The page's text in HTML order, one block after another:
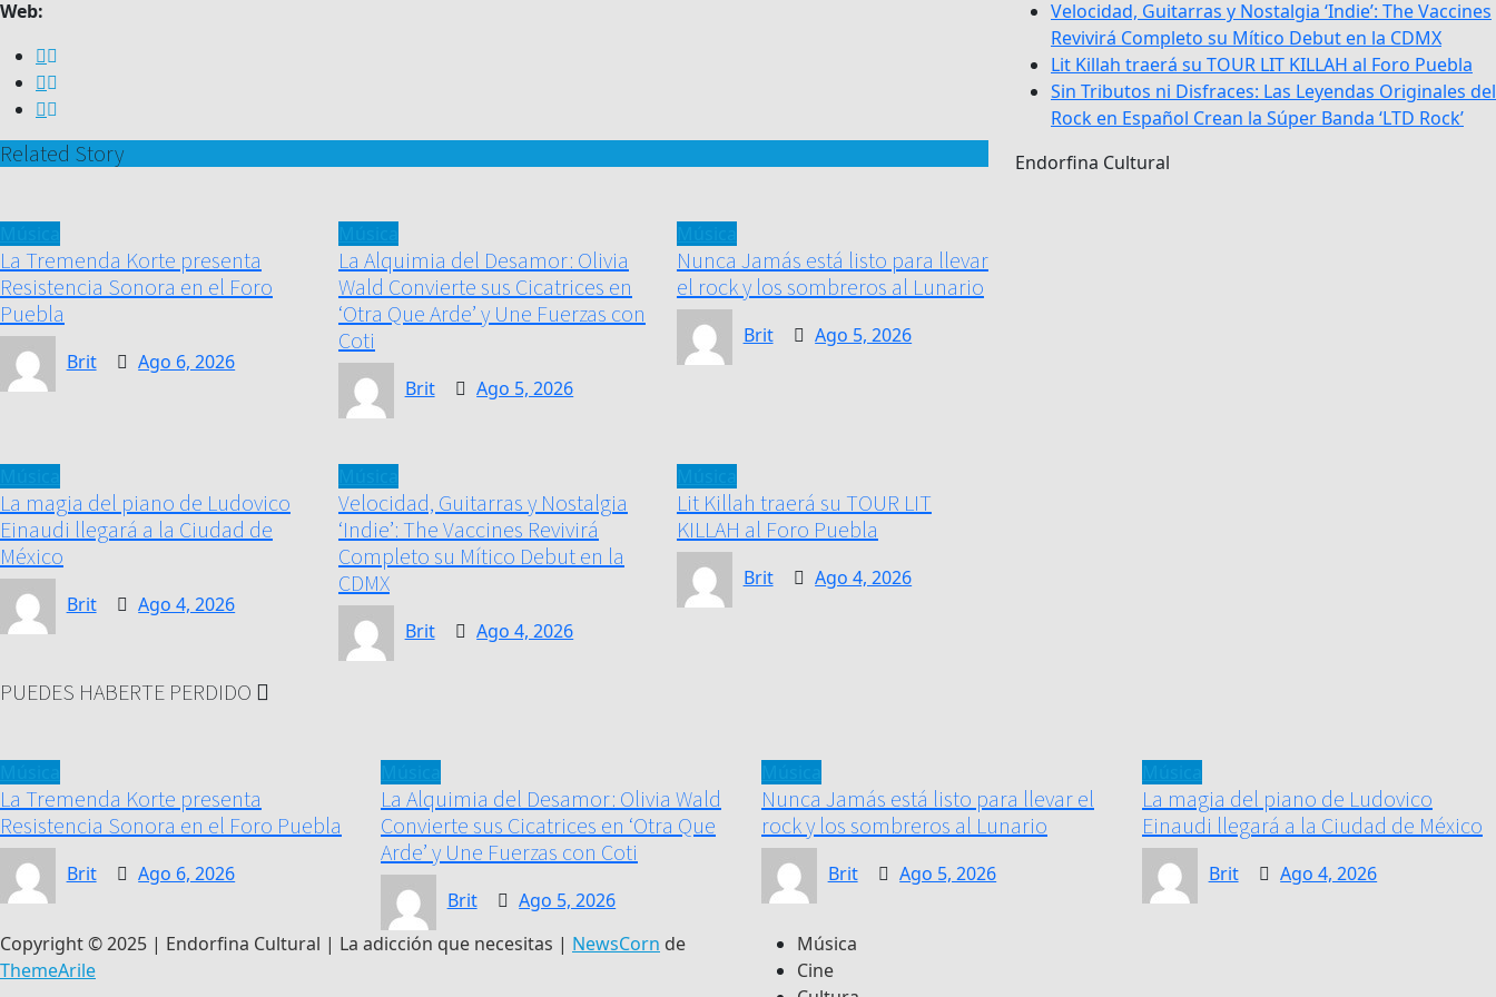
Web:
Related Story
La Tremenda Korte presenta
Resistencia Sonora en el Foro
Puebla
Brit Ago 6, 2026
La Alquimia del Desamor: Olivia
Wald Convierte sus Cicatrices en
‘Otra Que Arde’ y Une Fuerzas con
Coti
Brit Ago 5, 2026
Nunca Jamás está listo para llevar
el rock y los sombreros al Lunario
Brit Ago 5, 2026
La magia del piano de Ludovico
Einaudi llegará a la Ciudad de
México
Brit Ago 4, 2026
Velocidad, Guitarras y Nostalgia
‘Indie’: The Vaccines Revivirá
Completo su Mítico Debut en la
CDMX
Brit Ago 4, 2026
Lit Killah traerá su TOUR LIT
KILLAH al Foro Puebla
Brit Ago 4, 2026
Velocidad, Guitarras y Nostalgia ‘Indie’: The Vaccines
Revivirá Completo su Mítico Debut en la CDMX
Lit Killah traerá su TOUR LIT KILLAH al Foro Puebla
Sin Tributos ni Disfraces: Las Leyendas Originales del
Rock en Español Crean la Súper Banda ‘LTD Rock’
Endorfina Cultural
PUEDES HABERTE PERDIDO
La Tremenda Korte presenta
Resistencia Sonora en el Foro Puebla
Brit Ago 6, 2026
La Alquimia del Desamor: Olivia Wald
Convierte sus Cicatrices en ‘Otra Que
Arde’ y Une Fuerzas con Coti
Brit Ago 5, 2026
Nunca Jamás está listo para llevar el
rock y los sombreros al Lunario
Brit Ago 5, 2026
La magia del piano de Ludovico
Einaudi llegará a la Ciudad de México
Brit Ago 4, 2026
Copyright © 2025 | Endorfina Cultural | La adicción que necesitas | NewsCorn de
ThemeArile
Música
Cine